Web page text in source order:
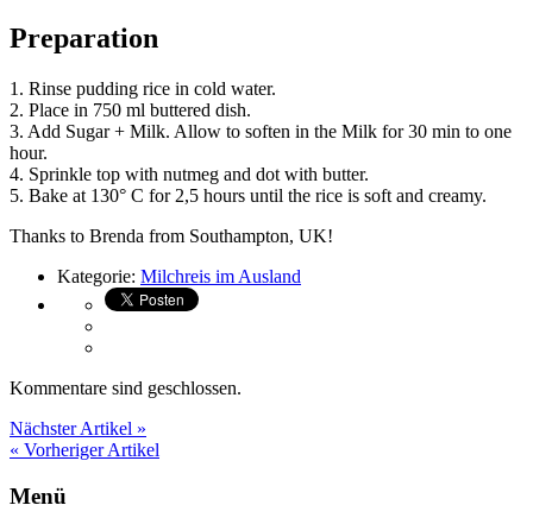
Preparation
1. Rinse pudding rice in cold water.
2. Place in 750 ml buttered dish.
3. Add Sugar + Milk. Allow to soften in the Milk for 30 min to one
hour.
4. Sprinkle top with nutmeg and dot with butter.
5. Bake at 130° C for 2,5 hours until the rice is soft and creamy.
Thanks to Brenda from Southampton, UK!
Kategorie: Milchreis im Ausland
Kommentare sind geschlossen.
Nächster Artikel »
« Vorheriger Artikel
Menü